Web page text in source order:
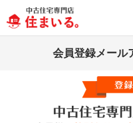
会員登録メール